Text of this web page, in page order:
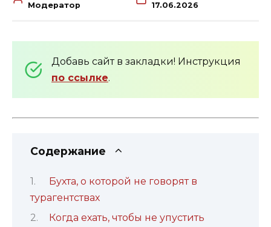
Модератор 17.06.2026
Добавь сайт в закладки! Инструкция
по ссылке.
Содержание
Бухта, о которой не говорят в
турагентствах
Когда ехать, чтобы не упустить